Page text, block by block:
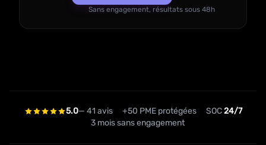
Sans engagement, résultats sous 48h
5.0— 41 avis +50 PME protégées SOC24/7
3 mois sans engagement